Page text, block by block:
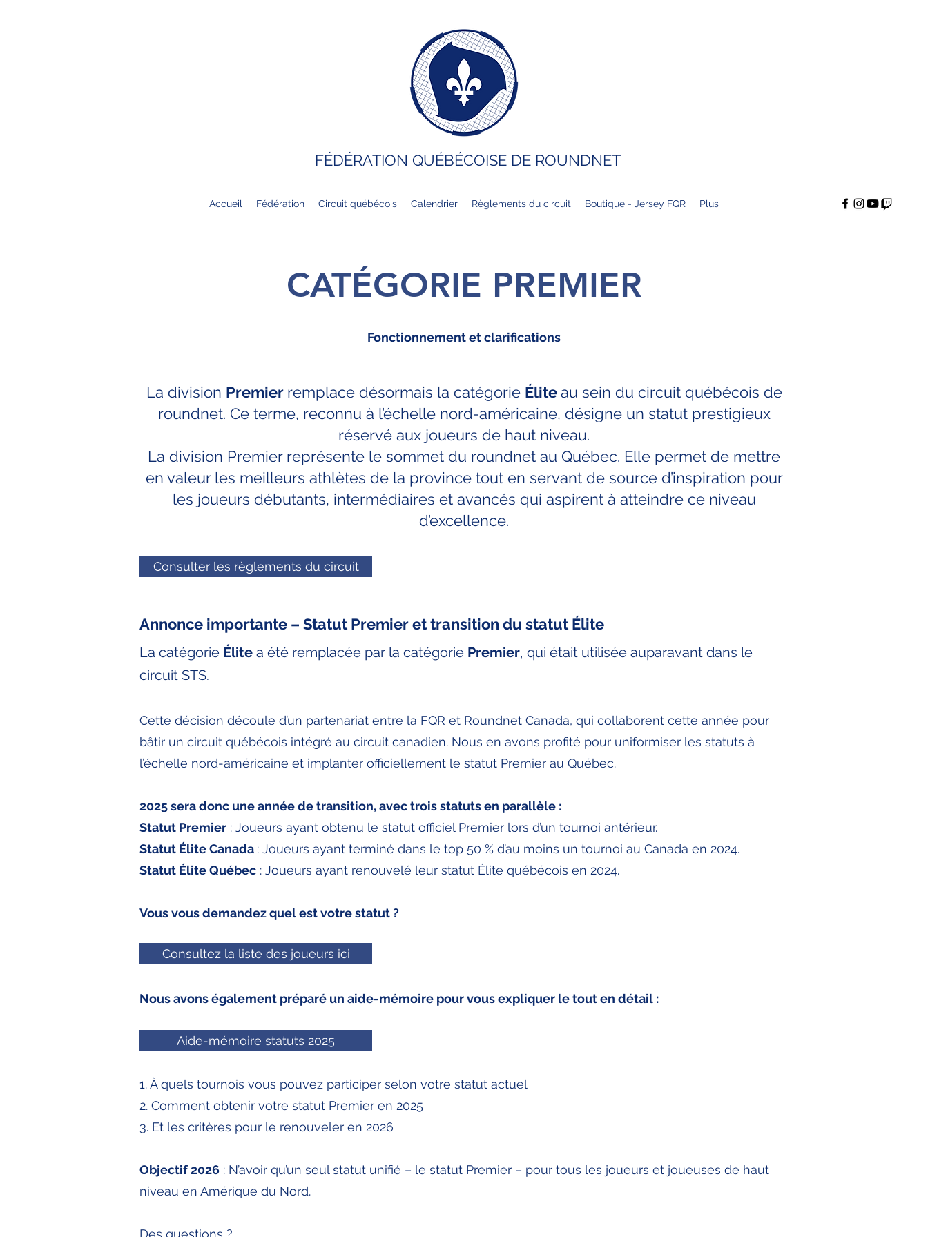
FÉDÉRATION QUÉBÉCOISE DE ROUNDNET
Accueil Fédération Circuit québécois Calendrier Règlements du circuit Boutique - Jersey FQR Plus
CATÉGORIE PREMIER
Fonctionnement et clarifications
La division Premier remplace désormais la catégorie Éliteau sein du circuit québécois de
roundnet. Ce terme, reconnu à l’échelle nord-américaine, désigne un statut prestigieux
réservé aux joueurs de haut niveau.
La division Premier représente le sommet du roundnet au Québec. Elle permet de mettre
en valeur les meilleurs athlètes de la province tout en servant de source d’inspiration pour
les joueurs débutants, intermédiaires et avancés qui aspirent à atteindre ce niveau
d’excellence.
Consulter les règlements du circuit
Annonce importante – Statut Premier et transition du statut Élite
La catégorie Élite a été remplacée par la catégorie Premier, qui était utilisée auparavant dans le
circuit STS.
Cette décision découle d’un partenariat entre la FQR et Roundnet Canada, qui collaborent cette année pour
bâtir un circuit québécois intégré au circuit canadien. Nous en avons profité pour uniformiser les statuts à
l’échelle nord-américaine et implanter officiellement le statut Premier au Québec.
2025 sera donc une année de transition, avec trois statuts en parallèle :
Statut Premier : Joueurs ayant obtenu le statut officiel Premier lors d’un tournoi antérieur.
Statut Élite Canada : Joueurs ayant terminé dans le top 50 % d’au moins un tournoi au Canada en 2024.
Statut Élite Québec : Joueurs ayant renouvelé leur statut Élite québécois en 2024.
Vous vous demandez quel est votre statut ?
Nous avons également préparé un aide-mémoire pour vous expliquer le tout en détail :
1. À quels tournois vous pouvez participer selon votre statut actuel
2. Comment obtenir votre statut Premier en 2025
3. Et les critères pour le renouveler en 2026
Objectif 2026 : N’avoir qu’un seul statut unifié – le statut Premier – pour tous les joueurs et joueuses de haut
niveau en Amérique du Nord.
Des questions ?
Consultez la liste des joueurs ici
Aide-mémoire statuts 2025